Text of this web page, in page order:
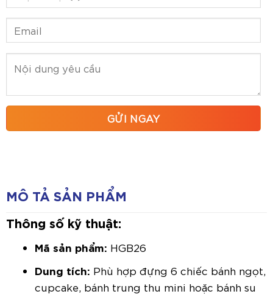
MÔ TẢ SẢN PHẨM
Thông số kỹ thuật:
Mã sản phẩm: HGB26
Dung tích: Phù hợp đựng 6 chiếc bánh ngọt,
cupcake, bánh trung thu mini hoặc bánh su